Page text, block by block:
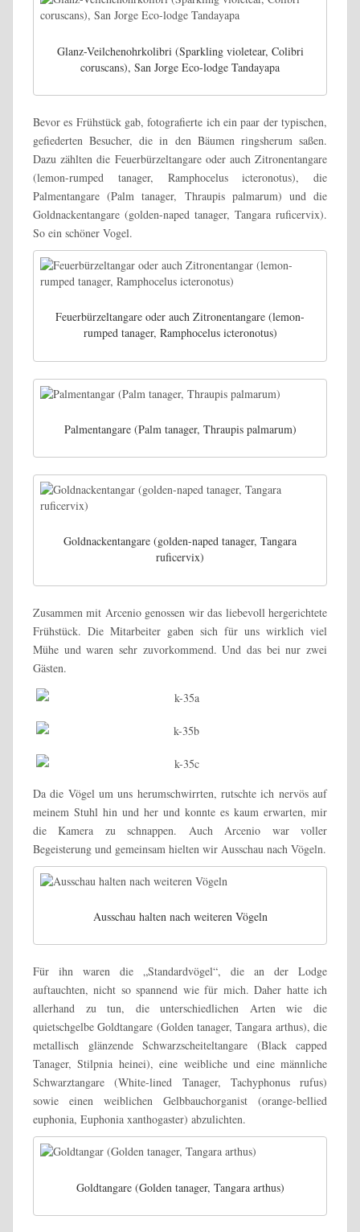
Glanz-Veilchenohrkolibri (Sparkling violetear, Colibri
coruscans), San Jorge Eco-lodge Tandayapa
Bevor es Frühstück gab, fotografierte ich ein paar der typischen,
gefiederten Besucher, die in den Bäumen ringsherum saßen.
Dazu zählten die Feuerbürzeltangare oder auch Zitronentangare
(lemon-rumped tanager, Ramphocelus icteronotus), die
Palmentangare (Palm tanager, Thraupis palmarum) und die
Goldnackentangare (golden-naped tanager, Tangara ruficervix).
So ein schöner Vogel.
Feuerbürzeltangare oder auch Zitronentangare (lemon-
rumped tanager, Ramphocelus icteronotus)
Palmentangare (Palm tanager, Thraupis palmarum)
Goldnackentangare (golden-naped tanager, Tangara
ruficervix)
Zusammen mit Arcenio genossen wir das liebevoll hergerichtete
Frühstück. Die Mitarbeiter gaben sich für uns wirklich viel
Mühe und waren sehr zuvorkommend. Und das bei nur zwei
Gästen.
Da die Vögel um uns herumschwirrten, rutschte ich nervös auf
meinem Stuhl hin und her und konnte es kaum erwarten, mir
die Kamera zu schnappen. Auch Arcenio war voller
Begeisterung und gemeinsam hielten wir Ausschau nach Vögeln.
Ausschau halten nach weiteren Vögeln
Für ihn waren die „Standardvögel“, die an der Lodge
auftauchten, nicht so spannend wie für mich. Daher hatte ich
allerhand zu tun, die unterschiedlichen Arten wie die
quietschgelbe Goldtangare (Golden tanager, Tangara arthus), die
metallisch glänzende Schwarzscheiteltangare (Black capped
Tanager, Stilpnia heinei), eine weibliche und eine männliche
Schwarztangare (White-lined Tanager, Tachyphonus rufus)
sowie einen weiblichen Gelbbauchorganist (orange-bellied
euphonia, Euphonia xanthogaster) abzulichten.
Goldtangare (Golden tanager, Tangara arthus)